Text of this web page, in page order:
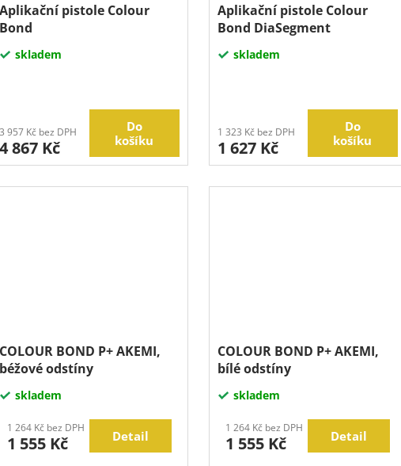
Aplikační pistole Colour
Bond
skladem
3 957 Kč bez DPH
4 867 Kč
Do
košíku
Aplikační pistole Colour
Bond DiaSegment
skladem
1 323 Kč bez DPH
1 627 Kč
Do
košíku
COLOUR BOND P+ AKEMI,
béžové odstíny
skladem
1 264 Kč bez DPH
1 555 Kč Detail
COLOUR BOND P+ AKEMI,
bílé odstíny
skladem
1 264 Kč bez DPH
1 555 Kč Detail